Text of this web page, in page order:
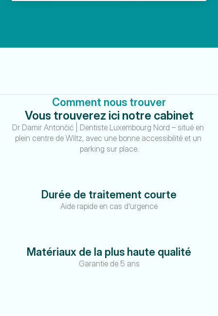
Comment nous trouver
Vous trouverez ici notre cabinet
Dr Damir Antončić | Dentiste Luxembourg Nord – situé en
plein centre de Wiltz, avec une bonne accessibilité et un
parking sur place.
Durée de traitement courte
Aide rapide en cas d'urgence
Matériaux de la plus haute qualité
Garantie de 5 ans